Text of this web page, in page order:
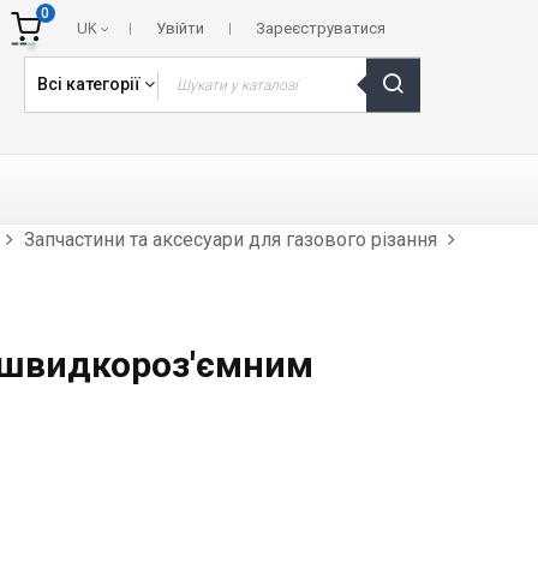
Увійти Зареєструватися
UK
0
Всі категорії
Запчастини та аксесуари для газового різання
швидкороз'ємним